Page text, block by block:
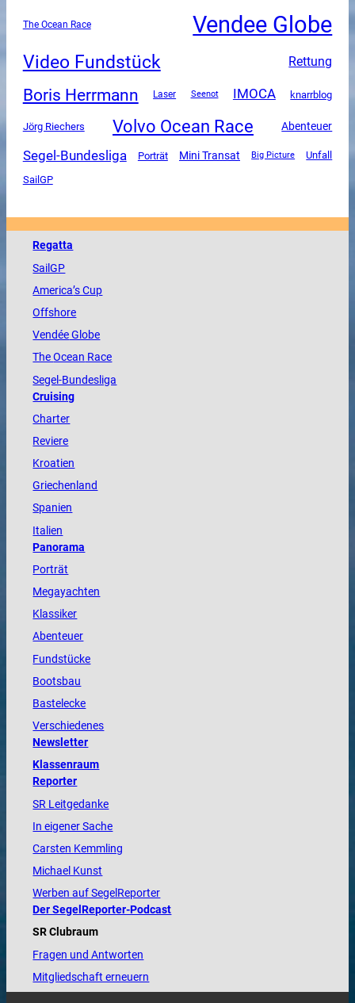
The Ocean Race Vendee Globe
Video Fundstück Rettung
Boris Herrmann Laser Seenot IMOCA knarrblog
Jörg Riechers Volvo Ocean Race Abenteuer
Segel-Bundesliga Porträt Mini Transat Big Picture Unfall
SailGP
Regatta
SailGP
America’s Cup
Offshore
VendéeGlobe
TheOcean Race
Segel-Bundesliga
Cruising
Charter
Reviere
Kroatien
Griechenland
Spanien
Italien
Panorama
Porträt
Megayachten
Klassiker
Abenteuer
Fundstücke
Bootsbau
Bastelecke
Verschiedenes
Newsletter
Klassenraum
Reporter
SR Leitgedanke
In eigener Sache
Carsten Kemmling
Michael Kunst
Werben auf SegelReporter
Der SegelReporter-Podcast
SR Clubraum
Fragen und Antworten
Mitgliedschaft erneuern